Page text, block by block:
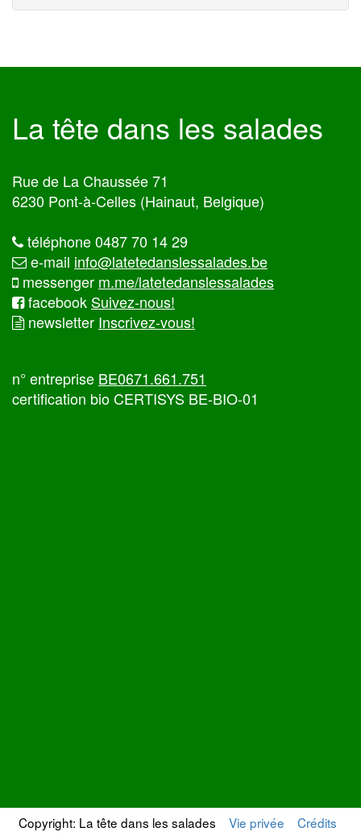
La tête dans les salades
Rue de La Chaussée 71
6230 Pont-à-Celles (Hainaut, Belgique)
téléphone 0487 70 14 29
e-mail info@latetedanslessalades.be
messenger m.me/latetedanslessalades
facebook Suivez-nous!
newsletter Inscrivez-vous!
n° entreprise BE0671.661.751
certification bio CERTISYS BE-BIO-01
Copyright: La tête dans les salades Vie privée Crédits